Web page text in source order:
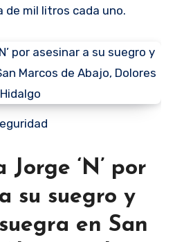
de mil litros cada uno.
Seguridad
Jorge ‘N’ por
su suegro y
en San